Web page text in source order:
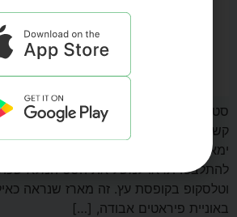
סט ימאות לשולחן – מה כולל הסט וכמה
קשה לבחור רק פריט אחד, אז למה לא
ימאות זו המתנה המושלמת למי שרוצה
להתלבט. תראו למשל את הסט המלא
וטלסקופ בקופסת עץ. זה מארז שנראה
באוניית פיראטים אבודה, […]